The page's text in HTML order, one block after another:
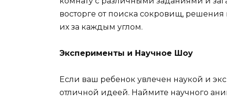
восторге от поиска сокровищ,
их за каждым углом.
Эксперименты и Научное Шоу
Если ваш ребенок увлечен наукой и
отличной идеей. Наймите научного